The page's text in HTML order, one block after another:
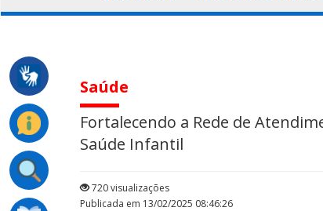
Saúde
Fortalecendo a Rede de
Saúde Infantil
720 visualizações
Publicada em 13/02/2025 08:46:26